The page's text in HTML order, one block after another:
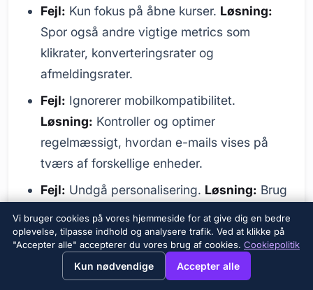
View this page in English?
Fejl: Kun fokus på åbne kurser. Løsning:
Spor også andre vigtige metrics som
klikrater, konverteringsrater og
afmeldingsrater.
Fejl: Ignorerer mobilkompatibilitet.
Løsning: Kontroller og optimer
regelmæssigt, hvordan e-mails vises på
tværs af forskellige enheder.
Fejl: Undgå personalisering. Løsning: Brug
kundedata til at tilpasse e-mails og levere
målgruppespecifikt indhold.
Fejl:
Ignorerer spamfiltre.
Tag
forholdsregler for at forhindre, at dit e-
Vi bruger cookies på vores hjemmeside for at give dig en bedre
oplevelse, tilpasse indhold og analysere trafik. Ved at klikke på
"Accepter alle" accepterer du vores brug af cookies. Cookiepolitik
Kun nødvendige Accepter alle